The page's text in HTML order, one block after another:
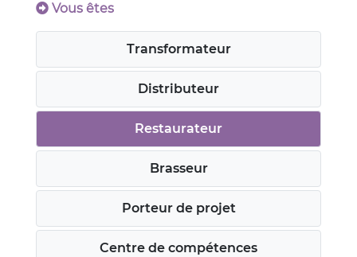
Vous êtes
Transformateur
Distributeur
Restaurateur
Brasseur
Porteur de projet
Centre de compétences